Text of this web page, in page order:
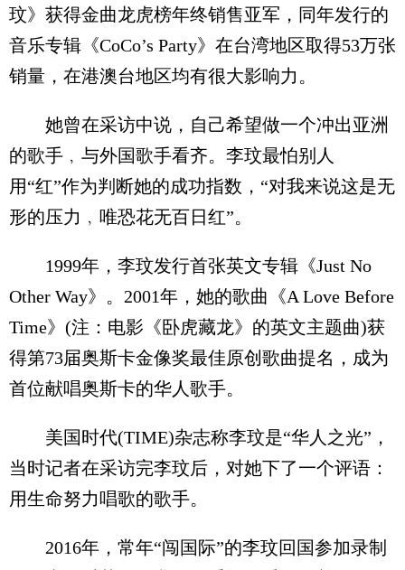
玟》获得金曲龙虎榜年终销售亚军，同年发行的
音乐专辑《CoCo’s Party》在台湾地区取得53万张
销量，在港澳台地区均有很大影响力。
她曾在采访中说，自己希望做一个冲出亚洲
的歌手﹐与外国歌手看齐。李玟最怕别人
用“红”作为判断她的成功指数，“对我来说这是无
形的压力﹐唯恐花无百日红”。
1999年，李玟发行首张英文专辑《Just No
Other Way》。2001年，她的歌曲《A Love Before
Time》(注：电影《卧虎藏龙》的英文主题曲)获
得第73届奥斯卡金像奖最佳原创歌曲提名，成为
首位献唱奥斯卡的华人歌手。
美国时代(TIME)杂志称李玟是“华人之光”，
当时记者在采访完李玟后，对她下了一个评语：
用生命努力唱歌的歌手。
2016年，常年“闯国际”的李玟回国参加录制